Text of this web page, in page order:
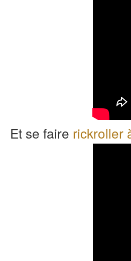
Et se faire rickroller